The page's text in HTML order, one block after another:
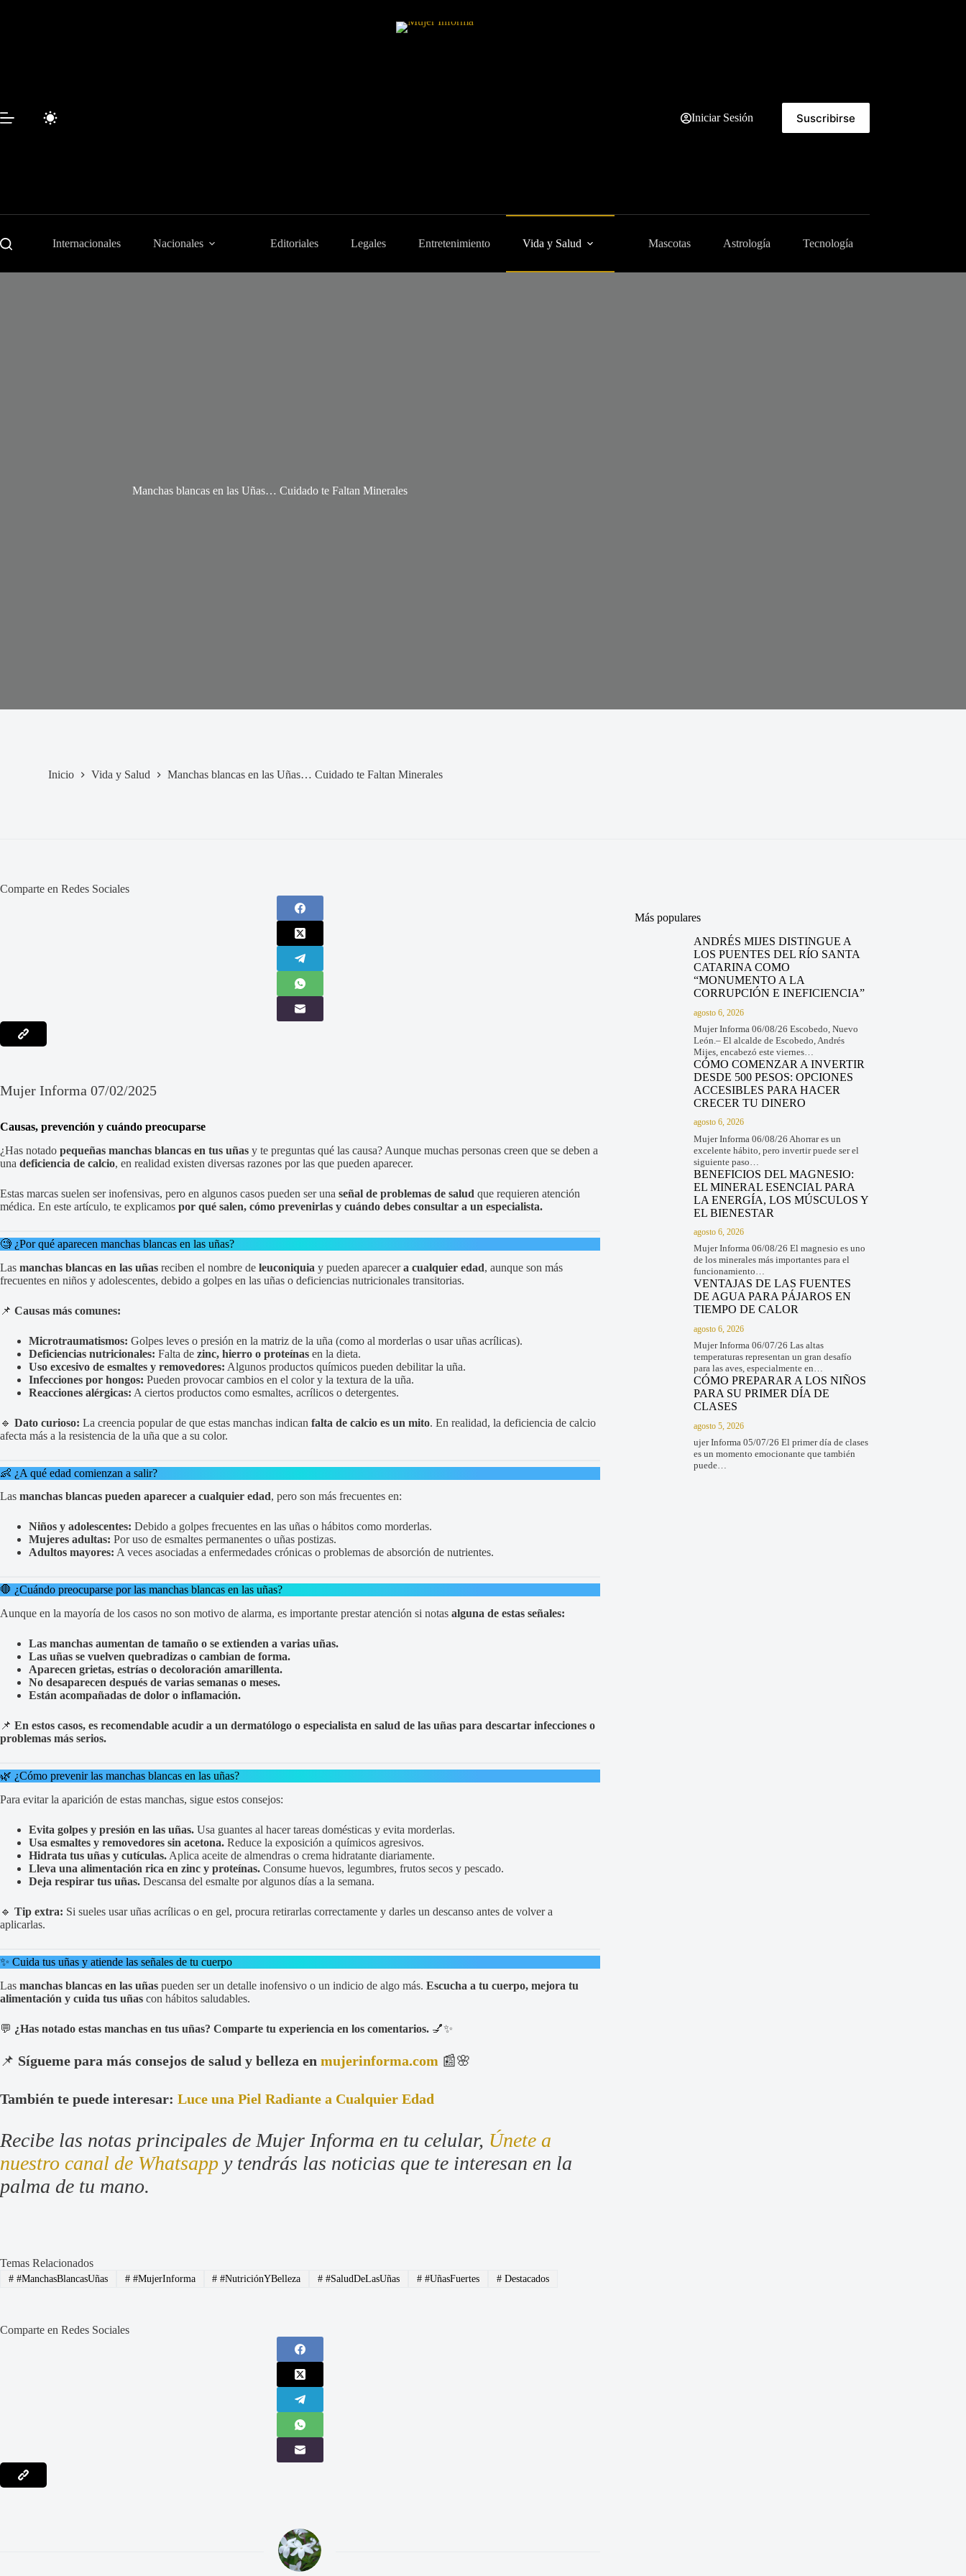
Iniciar Sesión Suscribirse
Internacionales Nacionales Editoriales Legales Entretenimiento Vida y Salud Mascotas Astrología Tecnología
Manchas blancas en las Uñas… Cuidado te Faltan Minerales
Inicio Vida y Salud Manchas blancas en las Uñas… Cuidado te Faltan Minerales
Comparte en Redes Sociales
Mujer Informa 07/02/2025
Causas, prevención y cuándo preocuparse
¿Has notado pequeñas manchas blancas en tus uñas y te preguntas qué las causa? Aunque muchas personas creen que se deben a
una deficiencia de calcio, en realidad existen diversas razones por las que pueden aparecer.
Estas marcas suelen ser inofensivas, pero en algunos casos pueden ser una señal de problemas de salud que requieren atención
médica. En este artículo, te explicamos por qué salen, cómo prevenirlas y cuándo debes consultar a un especialista.
🧐 ¿Por qué aparecen manchas blancas en las uñas?
Las manchas blancas en las uñas reciben el nombre de leuconiquia y pueden aparecera cualquier edad, aunque son más
frecuentes en niños y adolescentes, debido a golpes en las uñas o deficiencias nutricionales transitorias.
📌 Causas más comunes:
Microtraumatismos: Golpes leves o presión en la matriz de la uña (como al morderlas o usar uñas acrílicas).
Deficiencias nutricionales: Falta de zinc, hierro o proteínas en la dieta.
Uso excesivo de esmaltes y removedores: Algunos productos químicos pueden debilitar la uña.
Infecciones por hongos: Pueden provocar cambios en el color y la textura de la uña.
Reacciones alérgicas: A ciertos productos como esmaltes, acrílicos o detergentes.
🔹 Dato curioso: La creencia popular de que estas manchas indican falta de calcio es un mito. En realidad, la deficiencia de calcio
afecta más a la resistencia de la uña que a su color.
👶 ¿A qué edad comienzan a salir?
Las manchas blancas pueden aparecer a cualquier edad, pero son más frecuentes en:
Niños y adolescentes: Debido a golpes frecuentes en las uñas o hábitos como morderlas.
Mujeres adultas: Por uso de esmaltes permanentes o uñas postizas.
Adultos mayores: A veces asociadas a enfermedades crónicas o problemas de absorción de nutrientes.
🛑 ¿Cuándo preocuparse por las manchas blancas en las uñas?
Aunque en la mayoría de los casos no son motivo de alarma, es importante prestar atención si notas alguna de estas señales:
Las manchas aumentan de tamaño o se extienden a varias uñas.
Las uñas se vuelven quebradizas o cambian de forma.
Aparecen grietas, estrías o decoloración amarillenta.
No desaparecen después de varias semanas o meses.
Están acompañadas de dolor o inflamación.
📌 En estos casos, es recomendable acudir a un dermatólogo o especialista en salud de las uñas para descartar infecciones o
problemas más serios.
🌿 ¿Cómo prevenir las manchas blancas en las uñas?
Para evitar la aparición de estas manchas, sigue estos consejos:
Evita golpes y presión en las uñas. Usa guantes al hacer tareas domésticas y evita morderlas.
Usa esmaltes y removedores sin acetona. Reduce la exposición a químicos agresivos.
Hidrata tus uñas y cutículas. Aplica aceite de almendras o crema hidratante diariamente.
Lleva una alimentación rica en zinc y proteínas. Consume huevos, legumbres, frutos secos y pescado.
Deja respirar tus uñas. Descansa del esmalte por algunos días a la semana.
🔹 Tip extra: Si sueles usar uñas acrílicas o en gel, procura retirarlas correctamente y darles un descanso antes de volver a
aplicarlas.
✨ Cuida tus uñas y atiende las señales de tu cuerpo
Las manchas blancas en las uñas pueden ser un detalle inofensivo o un indicio de algo más. Escucha a tu cuerpo, mejora tu
alimentación y cuida tus uñas con hábitos saludables.
💬 ¿Has notado estas manchas en tus uñas? Comparte tu experiencia en los comentarios. 💅✨
📌 Sígueme para más consejos de salud y belleza en mujerinforma.com 📰🌸
También te puede interesar: Luce una Piel Radiante a Cualquier Edad
Recibe las notas principales de Mujer Informa en tu celular, Únete a
nuestro canal de Whatsapp y tendrás las noticias que te interesan en la
palma de tu mano.
Temas Relacionados
##ManchasBlancasUñas ##MujerInforma # #NutriciónYBelleza # #SaludDeLasUñas # #UñasFuertes #Destacados
Comparte en Redes Sociales
Más populares
ANDRÉS MIJES DISTINGUE A
LOS PUENTES DEL RÍO SANTA
CATARINA COMO
“MONUMENTO A LA
CORRUPCIÓN E INEFICIENCIA”
agosto 6, 2026
Mujer Informa 06/08/26 Escobedo, Nuevo
León.– El alcalde de Escobedo, Andrés
Mijes, encabezó este viernes…
CÓMO COMENZAR A INVERTIR
DESDE 500 PESOS: OPCIONES
ACCESIBLES PARA HACER
CRECER TU DINERO
agosto 6, 2026
Mujer Informa 06/08/26 Ahorrar es un
excelente hábito, pero invertir puede ser el
siguiente paso…
BENEFICIOS DEL MAGNESIO:
EL MINERAL ESENCIAL PARA
LA ENERGÍA, LOS MÚSCULOS Y
EL BIENESTAR
agosto 6, 2026
Mujer Informa 06/08/26 El magnesio es uno
de los minerales más importantes para el
funcionamiento…
VENTAJAS DE LAS FUENTES
DE AGUA PARA PÁJAROS EN
TIEMPO DE CALOR
agosto 6, 2026
Mujer Informa 06/07/26 Las altas
temperaturas representan un gran desafío
para las aves, especialmente en…
CÓMO PREPARAR A LOS NIÑOS
PARA SU PRIMER DÍA DE
CLASES
agosto 5, 2026
ujer Informa 05/07/26 El primer día de clases
es un momento emocionante que también
puede…